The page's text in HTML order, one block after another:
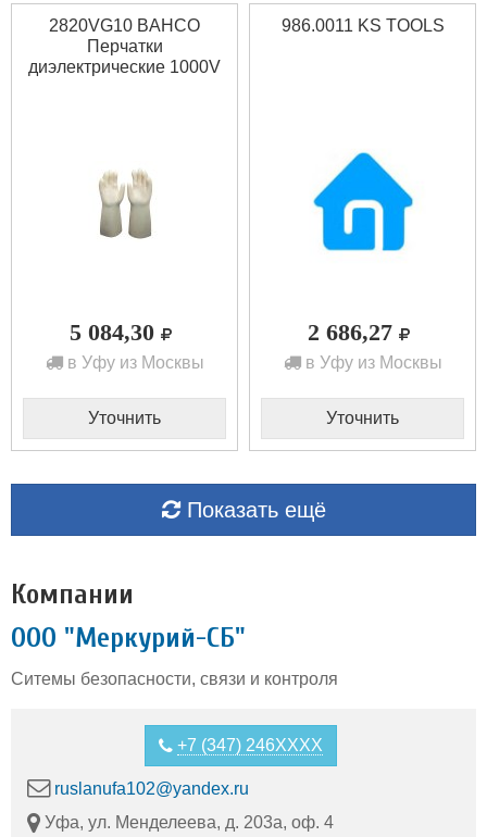
2820VG10 BAHCO
Перчатки
диэлектрические 1000V
5 084,30
в Уфу из Москвы
Уточнить
986.0011 KS TOOLS
2 686,27
в Уфу из Москвы
Уточнить
Показать ещё
Компании
ООО "Меркурий-СБ"
Ситемы безопасности, связи и контроля
+7 (347) 246XXXX
ruslanufa102@yandex.ru
Уфа, ул. Менделеева, д. 203а, оф. 4